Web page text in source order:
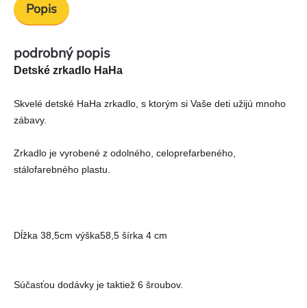
Popis
podrobný popis
Detské zrkadlo HaHa
Skvelé detské HaHa zrkadlo, s ktorým si Vaše deti užijú mnoho
zábavy.
Zrkadlo je vyrobené z odolného, celoprefarbeného,
stálofarebného plastu.
Dĺžka 38,5cm výška58,5 šírka 4 cm
Súčasťou dodávky je taktiež 6 šroubov.